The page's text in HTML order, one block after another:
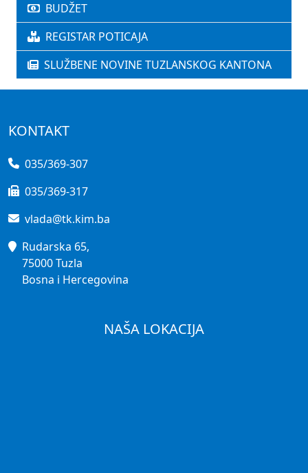
BUDŽET
REGISTAR POTICAJA
SLUŽBENE NOVINE TUZLANSKOG KANTONA
KONTAKT
035/369-307
035/369-317
vlada@tk.kim.ba
Rudarska 65,
75000 Tuzla
Bosna i Hercegovina
NAŠA LOKACIJA